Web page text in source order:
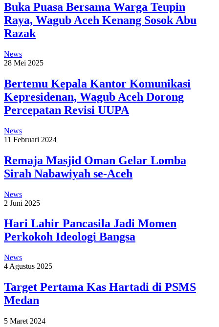
Buka Puasa Bersama Warga Teupin
Raya, Wagub Aceh Kenang Sosok Abu
Razak
News
28 Mei 2025
Bertemu Kepala Kantor Komunikasi
Kepresidenan, Wagub Aceh Dorong
Percepatan Revisi UUPA
News
11 Februari 2024
Remaja Masjid Oman Gelar Lomba
Sirah Nabawiyah se-Aceh
News
2 Juni 2025
Hari Lahir Pancasila Jadi Momen
Perkokoh Ideologi Bangsa
News
4 Agustus 2025
Target Pertama Kas Hartadi di PSMS
Medan
5 Maret 2024